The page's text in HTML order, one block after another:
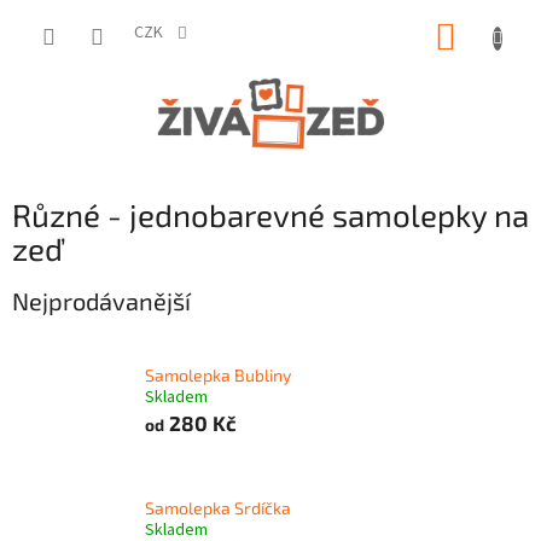
CZK
Různé - jednobarevné samolepky na
zeď
Nejprodávanější
Samolepka Bubliny
Skladem
od 280 Kč
Samolepka Srdíčka
Skladem